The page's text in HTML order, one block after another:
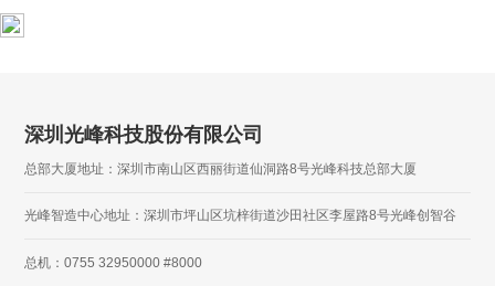
深圳光峰科技股份有限公司
总部大厦地址：深圳市南山区西丽街道仙洞路8号光峰科技总部大厦
光峰智造中心地址：深圳市坪山区坑梓街道沙田社区李屋路8号光峰创智谷
总机：0755 32950000 #8000